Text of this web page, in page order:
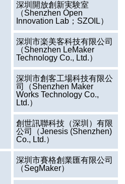
深圳開放創新実験室
（Shenzhen Open
Innovation Lab；SZOIL）
深圳市楽美客科技有限公司
（Shenzhen LeMaker
Technology Co., Ltd.）
深圳市創客工場科技有限公
司（Shenzhen Maker
Works Technology Co.,
Ltd.）
創世訊聯科技（深圳）有限
公司（Jenesis (Shenzhen)
Co., Ltd.）
深圳市賽格創業匯有限公司
（SegMaker）